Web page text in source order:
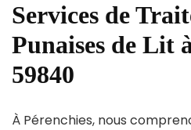
Services de
Punaises de Lit
59840
À Pérenchies, nous